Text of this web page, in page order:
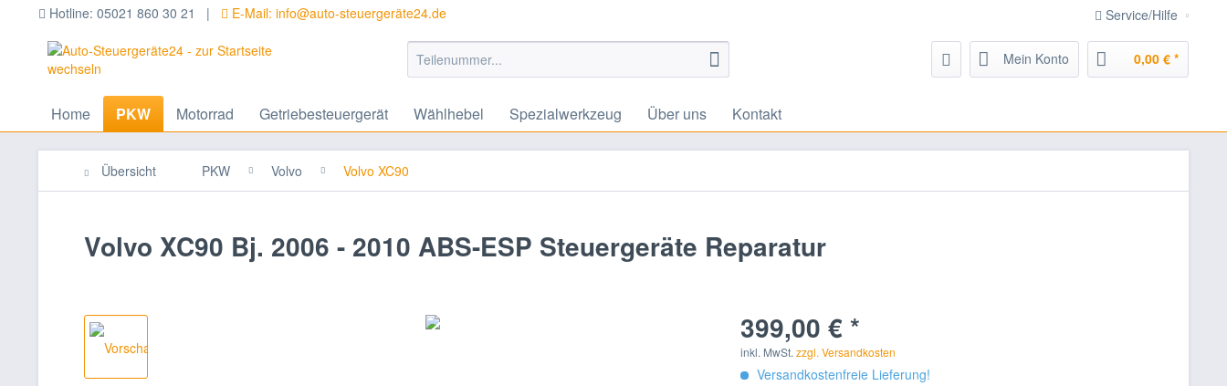
Service/Hilfe
Hotline: 05021 860 30 21 | E-Mail: info@auto-steuergeräte24.de
Mein Konto 0,00 € *
Home PKW Motorrad Getriebesteuergerät Wählhebel Spezialwerkzeug Über uns Kontakt
Übersicht PKW Volvo Volvo XC90
Volvo XC90 Bj. 2006 - 2010 ABS-ESP Steuergeräte Reparatur
399,00 € *
inkl. MwSt.zzgl. Versandkosten
Versandkostenfreie Lieferung!